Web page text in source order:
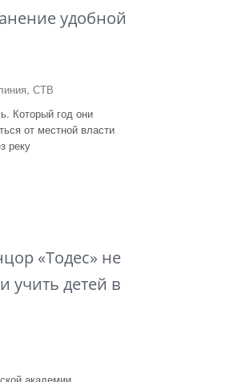
удобной
СТВ
Который год они
от местной власти
реку
«Тодес» не
учить детей в